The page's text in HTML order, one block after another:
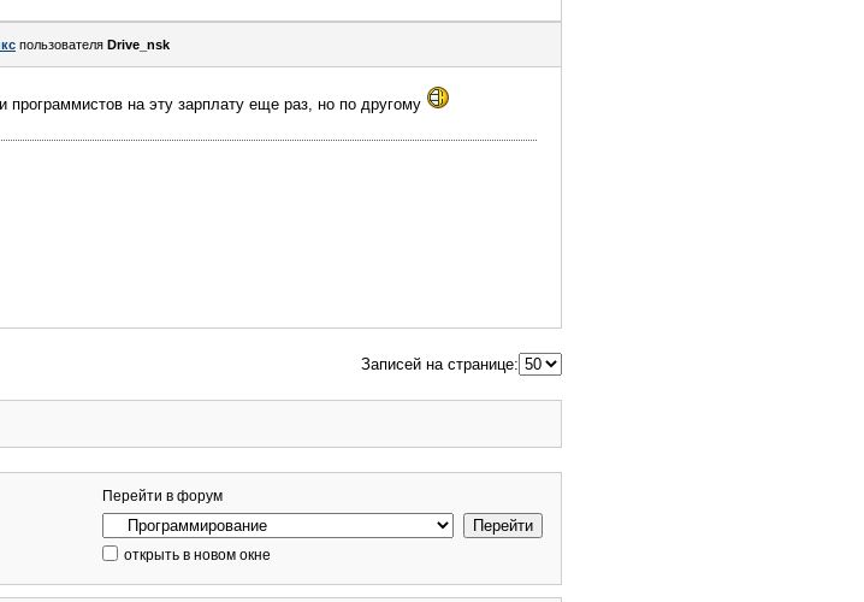
пользователя Drive_nsk
программистов на эту зарплату еще раз, но по другому
Записей на странице:
Перейти в форум
открыть в новом окне